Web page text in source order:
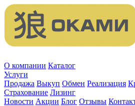
О компании Каталог
Услуги
Продажа Выкуп Обмен Реализация
Страхование Лизинг
Новости Акции Блог Отзывы